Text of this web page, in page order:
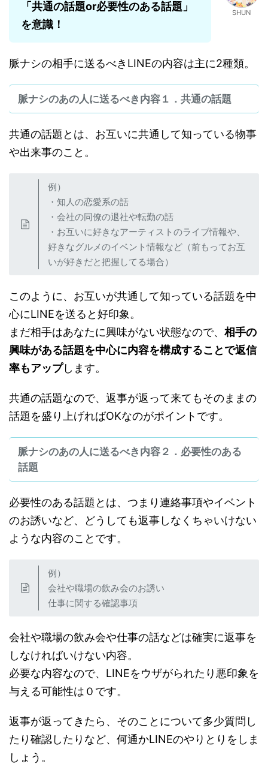
「共通の話題or必要性のある話題」
を意識！
SHUN
脈ナシの相手に送るべきLINEの内容は主に2種類。
脈ナシのあの人に送るべき内容１．共通の話題
共通の話題とは、お互いに共通して知っている物事
や出来事のこと。
例）
・知人の恋愛系の話
・会社の同僚の退社や転勤の話
・お互いに好きなアーティストのライブ情報や、
好きなグルメのイベント情報など（前もってお互
いが好きだと把握してる場合）
このように、お互いが共通して知っている話題を中
心にLINEを送ると好印象。
まだ相手はあなたに興味がない状態なので、 相手の
興味がある話題を中心に内容を構成することで返信
率もアップします。
共通の話題なので、返事が返って来てもそのままの
話題を盛り上げればOKなのがポイントです。
脈ナシのあの人に送るべき内容２．必要性のある
話題
必要性のある話題とは、つまり連絡事項やイベント
のお誘いなど、どうしても返事しなくちゃいけない
ような内容のことです。
例）
会社や職場の飲み会のお誘い
仕事に関する確認事項
会社や職場の飲み会や仕事の話などは確実に返事を
しなければいけない内容。
必要な内容なので、LINEをウザがられたり悪印象を
与える可能性は０です。
返事が返ってきたら、そのことについて多少質問し
たり確認したりなど、何通かLINEのやりとりをしま
しょう。